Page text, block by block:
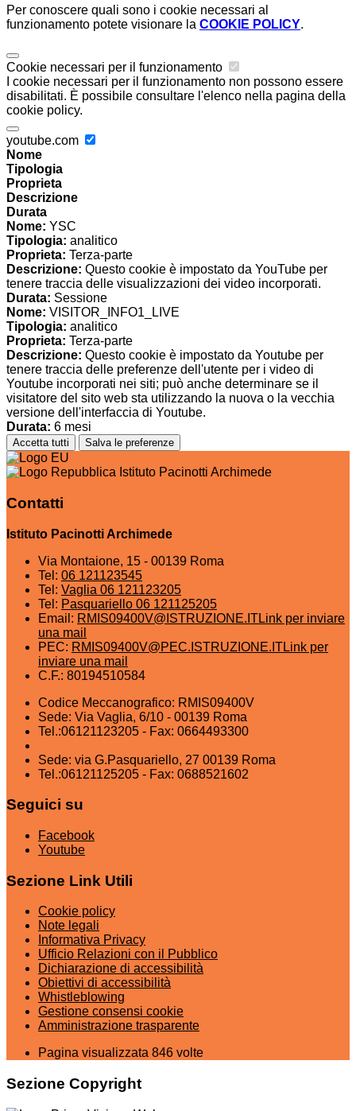
Per conoscere quali sono i cookie necessari al
funzionamento potete visionare la COOKIE POLICY.
Cookie necessari per il funzionamento
I cookie necessari per il funzionamento non possono essere
disabilitati. È possibile consultare l'elenco nella pagina della
cookie policy.
youtube.com
Nome
Tipologia
Proprieta
Descrizione
Durata
Nome: YSC
Tipologia: analitico
Proprieta: Terza-parte
Descrizione: Questo cookie è impostato da YouTube per
tenere traccia delle visualizzazioni dei video incorporati.
Durata: Sessione
Nome: VISITOR_INFO1_LIVE
Tipologia: analitico
Proprieta: Terza-parte
Descrizione: Questo cookie è impostato da Youtube per
tenere traccia delle preferenze dell'utente per i video di
Youtube incorporati nei siti; può anche determinare se il
visitatore del sito web sta utilizzando la nuova o la vecchia
versione dell'interfaccia di Youtube.
Durata: 6 mesi
Accetta tutti Salva le preferenze
Istituto Pacinotti Archimede
Contatti
Istituto Pacinotti Archimede
Via Montaione, 15 - 00139 Roma
Tel: 06 121123545
Tel: Vaglia 06 121123205
Tel: Pasquariello 06 121125205
Email: RMIS09400V@ISTRUZIONE.ITLink per inviare
una mail
PEC: RMIS09400V@PEC.ISTRUZIONE.ITLink per
inviare una mail
C.F.: 80194510584
Codice Meccanografico: RMIS09400V
Sede: Via Vaglia, 6/10 - 00139 Roma
Tel.:06121123205 - Fax: 0664493300
Sede: via G.Pasquariello, 27 00139 Roma
Tel.:06121125205 - Fax: 0688521602
Seguici su
Facebook
Youtube
Sezione Link Utili
Cookie policy
Note legali
Informativa Privacy
Ufficio Relazioni con il Pubblico
Dichiarazione di accessibilità
Obiettivi di accessibilità
Whistleblowing
Gestione consensi cookie
Amministrazione trasparente
Pagina visualizzata 846 volte
Sezione Copyright